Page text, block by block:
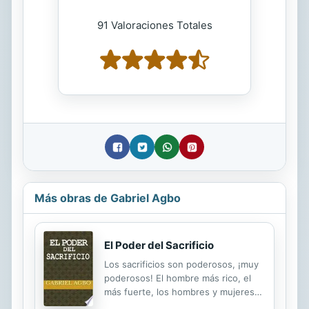
91 Valoraciones Totales
Más obras de Gabriel Agbo
El Poder del Sacrificio
Los sacrificios son poderosos, ¡muy
poderosos! El hombre más rico, el
más fuerte, los hombres y mujeres